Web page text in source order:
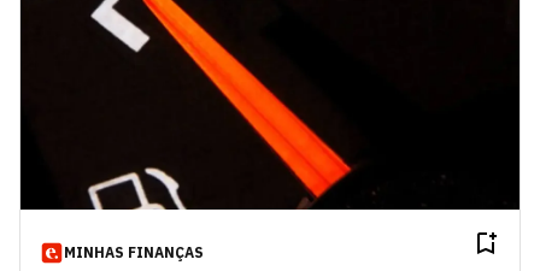
MINHAS FINANÇAS